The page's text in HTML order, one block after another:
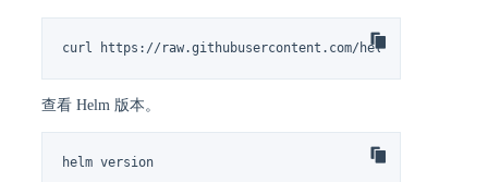
curl https://raw.githubusercontent.com/helm/helm/
查看 Helm 版本。
helm version